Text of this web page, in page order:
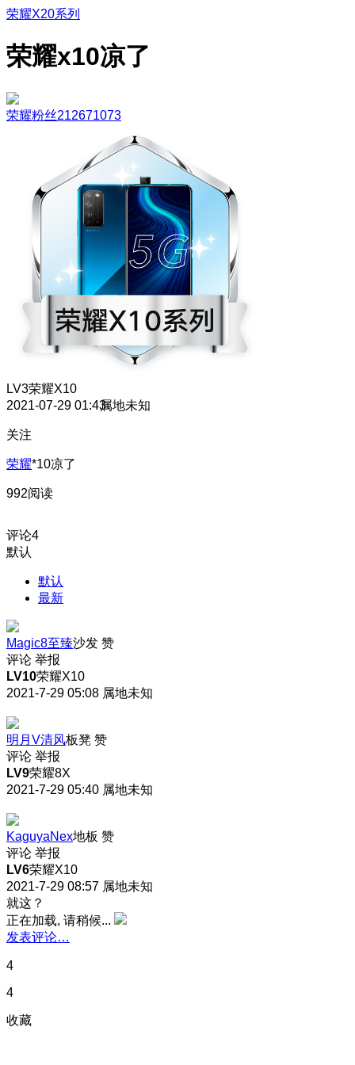
荣耀X20系列
荣耀x10凉了
荣耀粉丝212671073
LV3荣耀X10
2021-07-29 01:43属地未知
关注
荣耀*10凉了
992阅读
评论4
默认
默认
最新
Magic8至臻沙发 赞
评论 举报
LV10荣耀X10
2021-7-29 05:08 属地未知
明月V清风板凳 赞
评论 举报
LV9荣耀8X
2021-7-29 05:40 属地未知
KaguyaNex地板 赞
评论 举报
LV6荣耀X10
2021-7-29 08:57 属地未知
就这？
正在加载, 请稍候...
发表评论…
4
4
收藏